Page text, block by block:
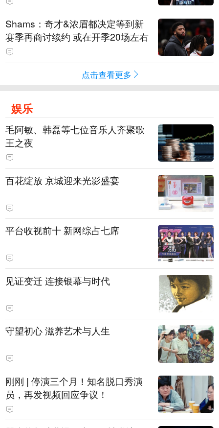
Shams：奇才&浓眉都决定等到新
赛季再商讨续约 或在开季20场左右
点击查看更多
娱乐
毛阿敏、韩磊等七位音乐人齐聚歌
王之夜
百花绽放 京城迎来光影盛宴
平台收视前十 新网综占七席
见证变迁 连接银幕与时代
守望初心 滋养艺术与人生
刚刚 | 停演三个月！知名脱口秀演
员，再发视频回应争议！